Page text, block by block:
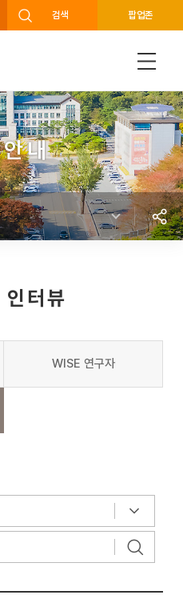
로가기
로가기
검색 팝업존
내
터뷰
WISE 연구자